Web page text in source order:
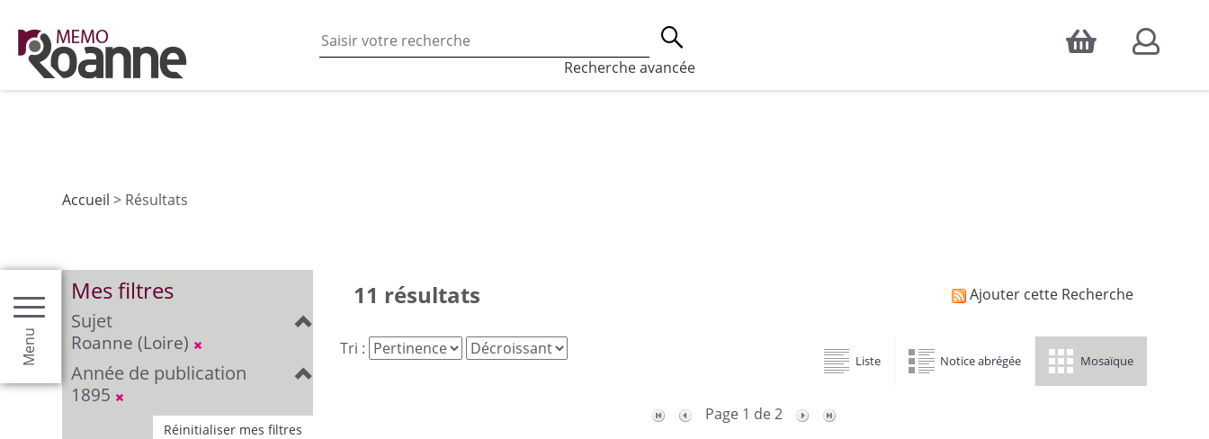
Accepter
En poursuivant votre navigation sur ce site vous acceptez l’utilisation des cookies, qui sont utilisés à des fins de statistiques d'audience, ainsi que pour
les fonctionnalités de partages de contenu sur les réseaux sociaux.
Recherche avancée
Menu
Accueil > Résultats
Mes filtres
Sujet
Roanne (Loire)
Année de publication
1895
Réinitialiser mes filtres
11 résultats Ajouter cette Recherche
Tri :
Liste Notice abrégée Mosaïque
Page 1 de 2